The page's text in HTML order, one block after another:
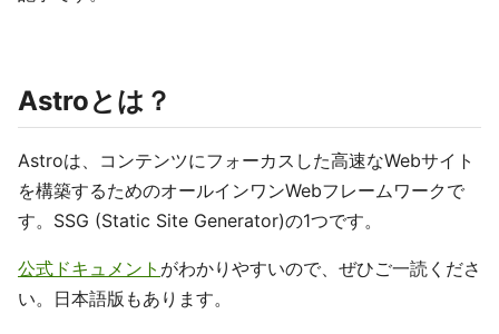
Astroとは？
Astroは、コンテンツにフォーカスした高速なWebサイト
を構築するためのオールインワンWebフレームワークで
す。SSG (Static Site Generator)の1つです。
公式ドキュメント がわかりやすいので、ぜひご一読くださ
い。日本語版もあります。